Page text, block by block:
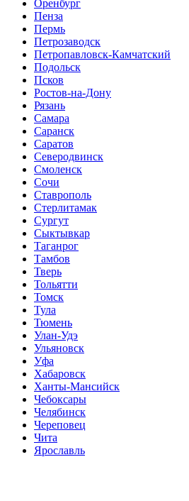
Оренбург
Пенза
Пермь
Петрозаводск
Петропавловск-Камчатский
Подольск
Псков
Ростов-на-Дону
Рязань
Самара
Саранск
Саратов
Северодвинск
Смоленск
Сочи
Ставрополь
Стерлитамак
Сургут
Сыктывкар
Таганрог
Тамбов
Тверь
Тольятти
Томск
Тула
Тюмень
Улан-Удэ
Ульяновск
Уфа
Хабаровск
Ханты-Мансийск
Чебоксары
Челябинск
Череповец
Чита
Ярославль